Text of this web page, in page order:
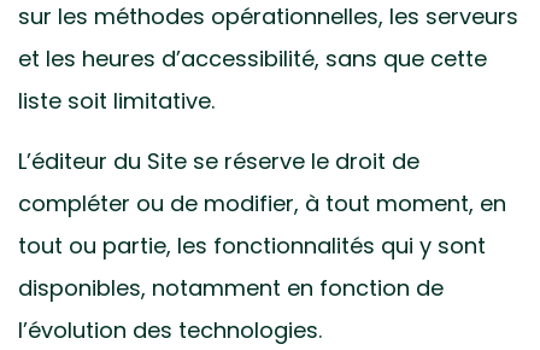
sur les méthodes opérationnelles, les serveurs
et les heures d’accessibilité, sans que cette
liste soit limitative.
L’éditeur du Site se réserve le droit de
compléter ou de modifier, à tout moment, en
tout ou partie, les fonctionnalités qui y sont
disponibles, notamment en fonction de
l’évolution des technologies.